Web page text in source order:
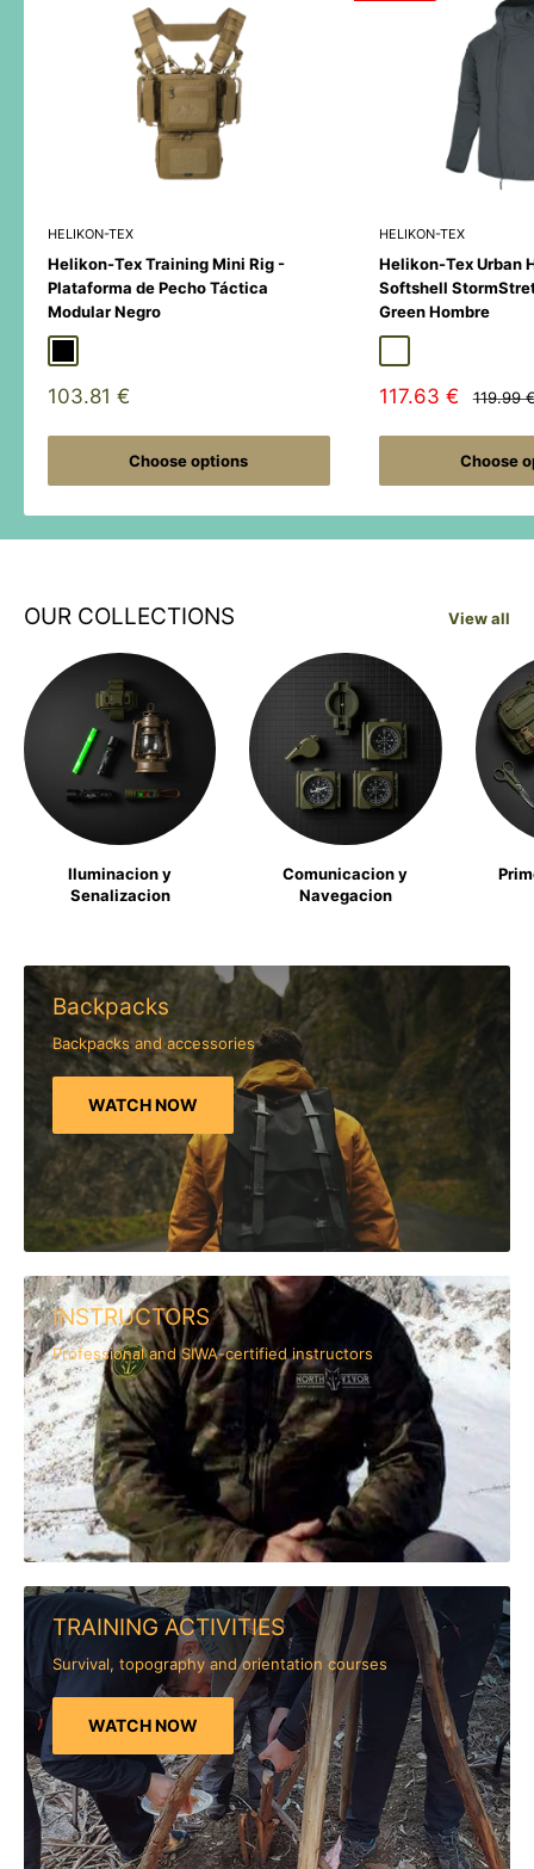
HELIKON-TEX
Helikon-Tex Training Mini Rig -
Plataforma de Pecho Táctica
Modular Negro
Sale
103.81 €
Choose options
HELIKON-TEX
Helikon-Tex Urban
Softshell
Green Hombre
Sale
117.63 €
Regular
119.99
Choose
OUR COLLECTIONS View all
Iluminacion y
Senalizacion
Comunicacion y
Navegacion
Backpacks
Backpacks and accessories
WATCH NOW
INSTRUCTORS
Professional and SIWA-certified instructors
TRAINING ACTIVITIES
Survival, topography and orientation courses
WATCH NOW